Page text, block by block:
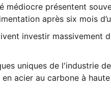
médiocre présentent
après six mois
investir massivement
uniques de l'industrie
acier au carbone à